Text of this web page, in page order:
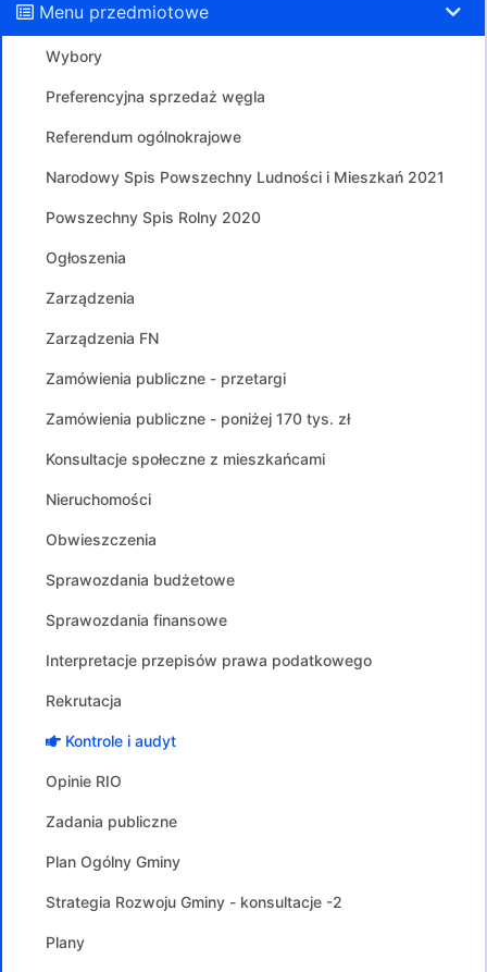
Menu przedmiotowe
Wybory
Preferencyjna sprzedaż węgla
Referendum ogólnokrajowe
Narodowy Spis Powszechny Ludności i Mieszkań 2021
Powszechny Spis Rolny 2020
Ogłoszenia
Zarządzenia
Zarządzenia FN
Zamówienia publiczne - przetargi
Zamówienia publiczne - poniżej 170 tys. zł
Konsultacje społeczne z mieszkańcami
Nieruchomości
Obwieszczenia
Sprawozdania budżetowe
Sprawozdania finansowe
Interpretacje przepisów prawa podatkowego
Rekrutacja
Kontrole i audyt
Opinie RIO
Zadania publiczne
Plan Ogólny Gminy
Strategia Rozwoju Gminy - konsultacje -2
Plany